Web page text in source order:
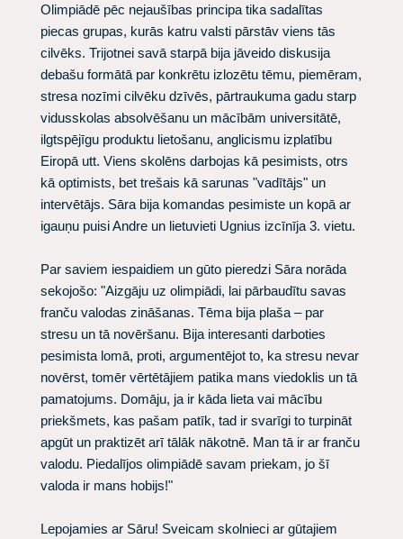
Olimpiādē pēc nejaušības principa tika sadalītas
piecas grupas, kurās katru valsti pārstāv viens tās
cilvēks. Trijotnei savā starpā bija jāveido diskusija
debašu formātā par konkrētu izlozētu tēmu, piemēram,
stresa nozīmi cilvēku dzīvēs, pārtraukuma gadu starp
vidusskolas absolvēšanu un mācībām universitātē,
ilgtspējīgu produktu lietošanu, anglicismu izplatību
Eiropā utt. Viens skolēns darbojas kā pesimists, otrs
kā optimists, bet trešais kā sarunas "vadītājs" un
intervētājs. Sāra bija komandas pesimiste un kopā ar
igauņu puisi Andre un lietuvieti Ugnius izcīnīja 3. vietu.
Par saviem iespaidiem un gūto pieredzi Sāra norāda
sekojošo: "Aizgāju uz olimpiādi, lai pārbaudītu savas
franču valodas zināšanas. Tēma bija plaša – par
stresu un tā novēršanu. Bija interesanti darboties
pesimista lomā, proti, argumentējot to, ka stresu nevar
novērst, tomēr vērtētājiem patika mans viedoklis un tā
pamatojums. Domāju, ja ir kāda lieta vai mācību
priekšmets, kas pašam patīk, tad ir svarīgi to turpināt
apgūt un praktizēt arī tālāk nākotnē. Man tā ir ar franču
valodu. Piedalījos olimpiādē savam priekam, jo šī
valoda ir mans hobijs!"
Lepojamies ar Sāru! Sveicam skolnieci ar gūtajiem